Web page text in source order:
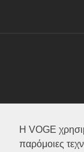
Η VOGE
παρόμοιες